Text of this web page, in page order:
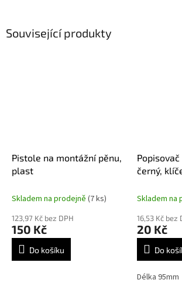
Související produkty
Pistole na montážní pěnu,
plast
Skladem na prodejně (7 ks)
123,97 Kč bez DPH
150 Kč
Do košíku
černý,
Skladem na
16,53 Kč bez
20 Kč
Do
Délka 95mm